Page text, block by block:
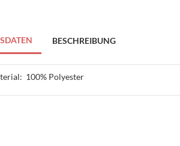
BESCHREIBUNG
100% Polyester